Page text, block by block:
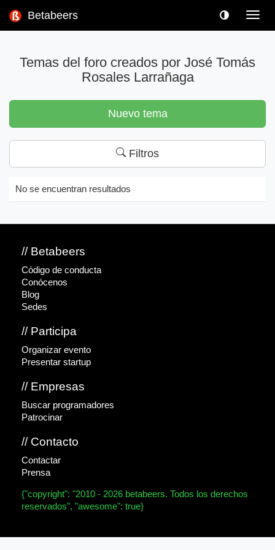
Betabeers
Temas del foro creados por José Tomás
Rosales Larrañaga
Nuevo tema
Filtros
No se encuentran resultados
// Betabeers
Código de conducta
Conócenos
Blog
Sedes
// Participa
Organizar evento
Presentar startup
// Empresas
Buscar programadores
Patrocinar
// Contacto
Contactar
Prensa
{"copyright": "2010 - 2026 betabeers. Todos los derechos
reservados", "awesome": true}